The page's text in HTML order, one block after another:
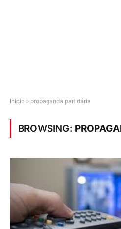
Início » propaganda partidária
BROWSING: